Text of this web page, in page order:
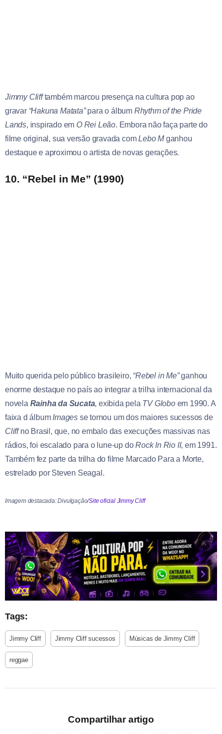
Jimmy Clifftambém marcou presença na cultura pop ao
gravar “Hakuna Matata”para o álbum Rhythm of the Pride
Lands, inspirado em O Rei Leão. Embora não faça parte do
filme original, sua versão gravada comLebo Mganhou
destaque e aproximou o artista de novas gerações.
10. “Rebel in Me” (1990)
Muito querida pelo público brasileiro, “Rebel in Me”ganhou
enorme destaque no país ao integrar a trilha internacional da
novela Rainha da Sucata, exibida pela TV Globoem 1990. A
faixa d álbum Images se tornou um dos maiores sucessos de
Cliffno Brasil, que, no embalo das execuções massivas nas
rádios, foi escalado para o lune-up doRock In Rio II, em 1991.
Também fez parte da trilha do filme Marcado Para a Morte,
estrelado por Steven Seagal.
Imagem destacada: Divulgação/Site oficial Jimmy Cliff
Tags:
Jimmy Cliff Jimmy Cliff sucessos Músicas de Jimmy Cliff
reggae
Compartilhar artigo